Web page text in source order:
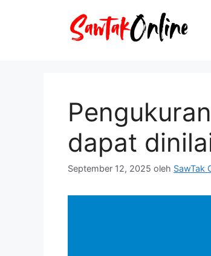
dapat
September 12, 2025 oleh SawTak